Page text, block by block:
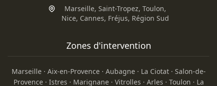
Marseille, Saint-Tropez, Toulon,
Nice, Cannes, Fréjus, Région Sud
Zones d'intervention
Marseille· Aix-en-Provence· Aubagne· La Ciotat· Salon-de-
Provence· Istres · Marignane· Vitrolles · Arles · Toulon · La